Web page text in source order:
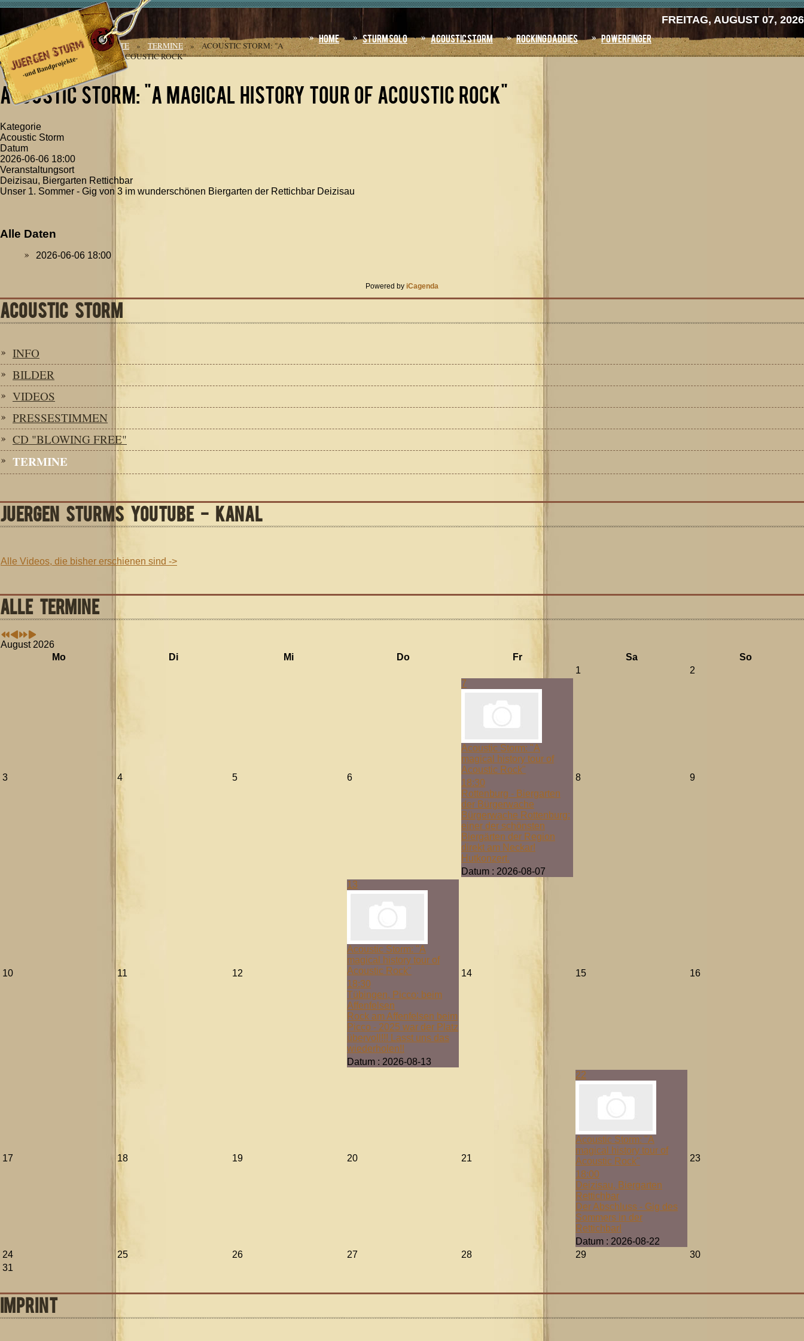
FREITAG, AUGUST 07, 2026
Home
Sturm Solo Acoustic Storm Rocking Daddies Powerfinger
AKTUELLE SEITE: STARTSEITE » TERMINE » ACOUSTIC STORM: "A
MAGICAL HISTORY TOUR OF ACOUSTIC ROCK"
Acoustic Storm: "A magical history tour of Acoustic Rock"
Kategorie
Acoustic Storm
Datum
2026-06-06 18:00
Veranstaltungsort
Deizisau, Biergarten Rettichbar
Unser 1. Sommer - Gig von 3 im wunderschönen Biergarten der Rettichbar Deizisau
Alle Daten
2026-06-06 18:00
Powered by iCagenda
ACOUSTIC STORM
INFO
BILDER
VIDEOS
PRESSESTIMMEN
CD "BLOWING FREE"
TERMINE
JUERGEN STURMS YOUTUBE - KANAL
Alle Videos, die bisher erschienen sind ->
ALLE TERMINE
JahrMonat
JahrMonat
August 2026
Mo
Di Mi Do Fr Sa
So
1
2
3 4 5 6
7
Acoustic Storm: "A
magical history tour of
Acoustic Rock"
18:30
Rottenburg - Biergarten
der Bürgerwache
Bürgerwache Rottenburg:
einer der schönsten
Biergärten der Region
direkt am Neckar!
Hutkonzert.
Datum : 2026-08-07
8 9
10 11 12
13
Acoustic Storm: "A
magical history tour of
Acoustic Rock"
18:30
Tübingen, Picco: beim
Affenfelsen
Rock am Affenfelsen beim
Picco - 2025 war der Platz
übervoll!!! Lasst uns das
wiederholen!!
Datum : 2026-08-13
14 15 16
17 18 19 20 21
22
Acoustic Storm: "A
magical history tour of
Acoustic Rock"
18:00
Deizisau, Biergarten
Rettichbar
Der Abschluss - Gig des
Sommers in der
Rettichbar!
Datum : 2026-08-22
23
24 25 26 27 28 29
30
31
IMPRINT